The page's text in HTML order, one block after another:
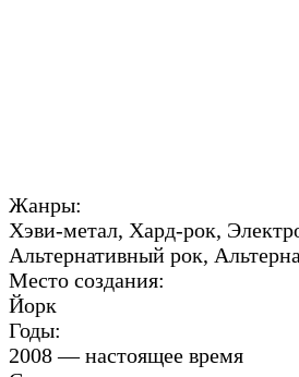
Жанры:
Хэви-метал, Хард-рок,
Альтернативный рок,
Место создания:
Йорк
Годы:
2008 — настоящее время